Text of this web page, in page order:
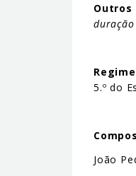
Outros
5.º do
João